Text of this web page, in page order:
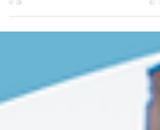
Vi aspettiamo tutti i giovedì alle 16.30 Torna
a beeozanam il laboratorio creativo del
proposto e portato quest'idea ad abbellire i
nostri spazi, lascerà momentaneamente le
redini di questo bellissimo e importantissimo
laboratorio alla volontaria Ilaria. La
è stata necessaria, ma in nessun modo